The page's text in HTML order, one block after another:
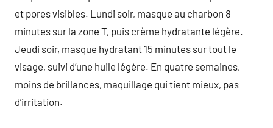
et pores visibles. Lundi soir, masque au charbon 8
minutes sur la zone T, puis crème hydratante légère.
Jeudi soir, masque hydratant 15 minutes sur tout le
visage, suivi d’une huile légère. En quatre semaines,
moins de brillances, maquillage qui tient mieux, pas
d’irritation.